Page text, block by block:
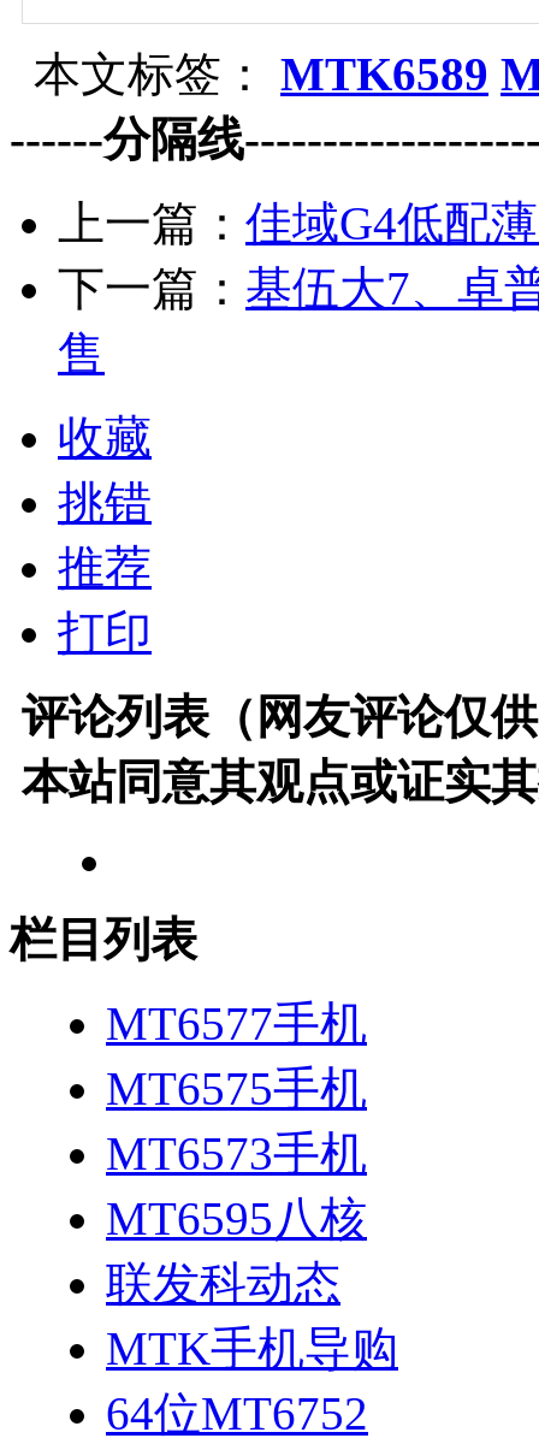
本文标签： MTK6589
------分隔线
上一篇： 佳域G4低配
下一篇： 基伍大7、卓
售
收藏
挑错
推荐
打印
评论列表（网友评论仅
本站同意其观点或证实
栏目列表
MT6577手机
MT6575手机
MT6573手机
MT6595八核
联发科动态
MTK手机导购
64位MT6752